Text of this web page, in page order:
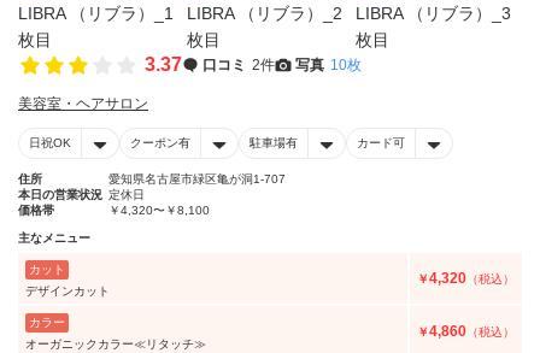
3.37 口コミ 2件 写真 10枚
美容室・ヘアサロン
日祝OK クーポン有 駐車場有 カード可
住所
愛知県名古屋市緑区亀が洞1-707
本日の営業状況 定休日
価格帯
￥4,320〜￥8,100
主なメニュー
カット
デザインカット
￥4,320 （税込）
カラー
オーガニックカラー≪リタッチ≫
￥4,860 （税込）